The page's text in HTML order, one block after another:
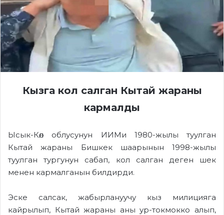
Кызга кол салган Кытай жараны
кармалды
Ысык-Көл облусунун ИИМи 1980-жылы туулган
Кытай жараны Бишкек шаарынын 1998-жылы
туулган тургунун сабап, кол салган деген шек
менен кармалганын билдирди.
Эске салсак, жабырлануучу кыз милицияга
кайрылып, Кытай жараны аны ур-токмокко алып,